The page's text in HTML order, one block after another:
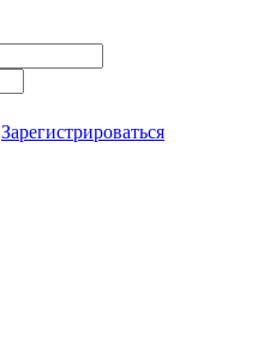
Зарегистрироваться